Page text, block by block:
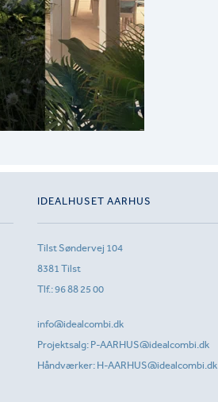
IDEALHUSET AARHUS
Tilst Søndervej 104
8381 Tilst
Tlf.:96 88 25 00
info@idealcombi.dk
Projektsalg: P-AARHUS@idealcombi.dk
Håndværker: H-AARHUS@idealcombi.dk